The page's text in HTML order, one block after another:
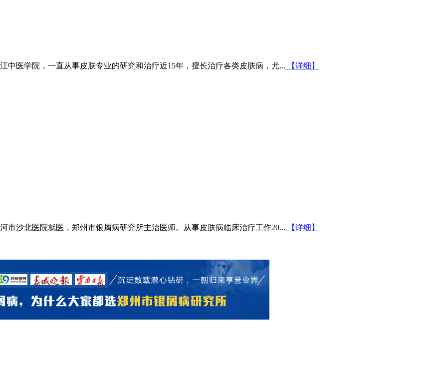
中医学院，一直从事皮肤专业的研究和治疗近15年，擅长治疗各类皮肤病，尤... 【详细】
市沙北医院就医，郑州市银屑病研究所主治医师。从事皮肤病临床治疗工作20... 【详细】